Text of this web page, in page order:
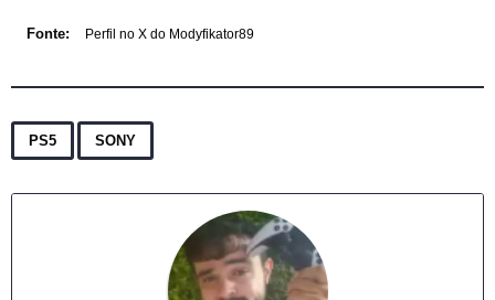
Fonte: Perfil no X do Modyfikator89
PS5 SONY